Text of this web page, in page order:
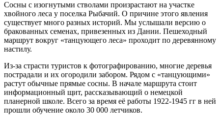
Сосны с изогнутыми стволами произрастают на участке
хвойного леса у поселка Рыбачий. О причине этого явления
существует много разных историй. Мы услышали версию о
бракованных семенах, привезенных из Дании. Пешеходный
маршрут вокруг «танцующего леса» проходит по деревянному
настилу.
Из-за страсти туристов к фотографированию, многие деревья
пострадали и их огородили забором. Рядом с «танцующими»
растут обычные прямые сосны. В начале маршрута стоит
информационный щит, рассказывающий о немецкой
планерной школе. Всего за время её работы 1922-1945 гг в ней
прошли обучение около 30 000 летчиков.